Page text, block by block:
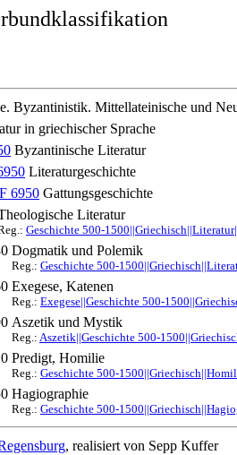
Byzantinistik. Mittellateinische und
in griechischer Sprache
Byzantinische Literatur
Literaturgeschichte
6950 Gattungsgeschichte
Literatur
Geschichte 500-
Dogmatik und Polemik
Reg.: Geschichte 500-
Exegese, Katenen
Reg.: Exegese||Geschichte 500-
Aszetik und Mystik
Reg.: Aszetik||Geschichte 500-
Predigt, Homilie
Reg.: Geschichte 500-
Hagiographie
Reg.: Geschichte 500-
, realisiert von Sepp Kuffer